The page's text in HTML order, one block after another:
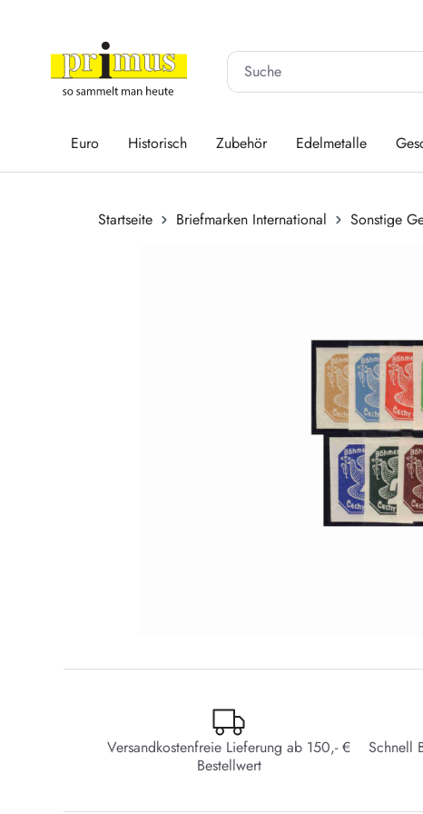
Euro Historisch Zubehör Edelmetalle
Startseite Briefmarken International Sonstige
Versandkostenfreie Lieferung ab 150,- €
Bestellwert
Schnell